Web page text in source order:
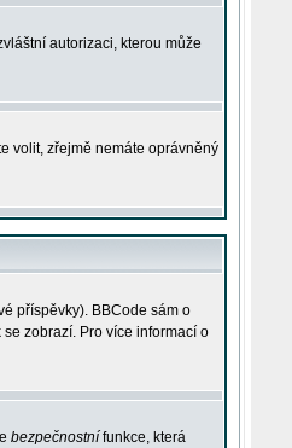
autorizaci, kterou může
volit, zřejmě nemáte oprávněný
příspěvky). BBCode sám o
zobrazí. Pro více informací o
bezpečnostní funkce, která